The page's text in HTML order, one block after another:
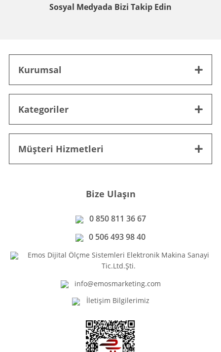
Sosyal Medyada Bizi Takip Edin
Kurumsal
Kategoriler
Müşteri Hizmetleri
Bize Ulaşın
0 850 811 36 67
0 506 493 98 40
Emos Dijital Ölçme Sistemleri Elektronik Makina Sanayi
Tic.Ltd.Şti.
info@emosmarketing.com
İletişim Bilgilerimiz